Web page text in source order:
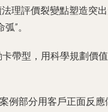
理評價裂變點塑造突
”。
帶型，用科學規劃價值
例部分用客戶正面反應